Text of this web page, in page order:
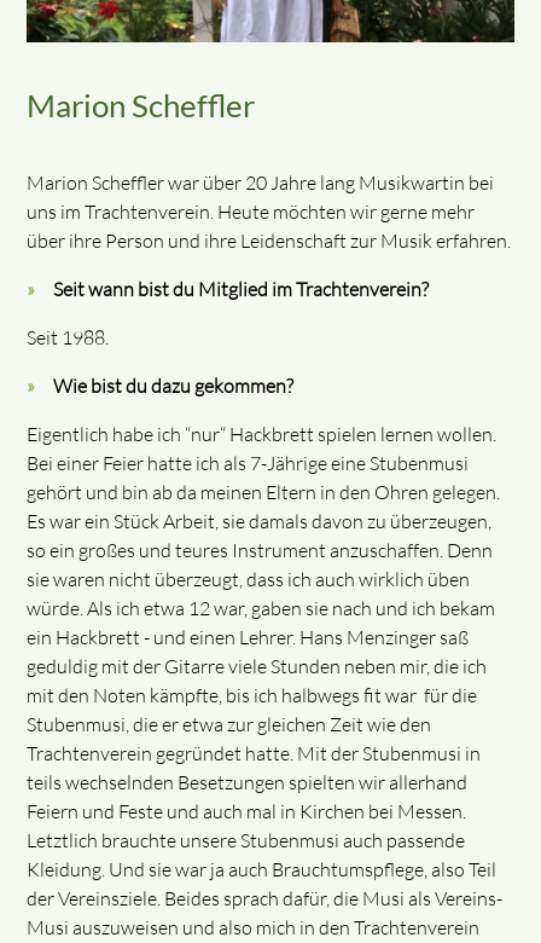
Marion Scheffler
Marion Scheffler war über 20 Jahre lang Musikwartin bei
uns im Trachtenverein. Heute möchten wir gerne mehr
über ihre Person und ihre Leidenschaft zur Musik erfahren.
Seit wann bist du Mitglied im Trachtenverein?
Seit 1988.
Wie bist du dazu gekommen?
Eigentlich habe ich “nur“ Hackbrett spielen lernen wollen.
Bei einer Feier hatte ich als 7-Jährige eine Stubenmusi
gehört und bin ab da meinen Eltern in den Ohren gelegen.
Es war ein Stück Arbeit, sie damals davon zu überzeugen,
so ein großes und teures Instrument anzuschaffen. Denn
sie waren nicht überzeugt, dass ich auch wirklich üben
würde. Als ich etwa 12 war, gaben sie nach und ich bekam
ein Hackbrett - und einen Lehrer. Hans Menzinger saß
geduldig mit der Gitarre viele Stunden neben mir, die ich
mit den Noten kämpfte, bis ich halbwegs fit war für die
Stubenmusi, die er etwa zur gleichen Zeit wie den
Trachtenverein gegründet hatte. Mit der Stubenmusi in
teils wechselnden Besetzungen spielten wir allerhand
Feiern und Feste und auch mal in Kirchen bei Messen.
Letztlich brauchte unsere Stubenmusi auch passende
Kleidung. Und sie war ja auch Brauchtumspflege, also Teil
der Vereinsziele. Beides sprach dafür, die Musi als Vereins-
Musi auszuweisen und also mich in den Trachtenverein